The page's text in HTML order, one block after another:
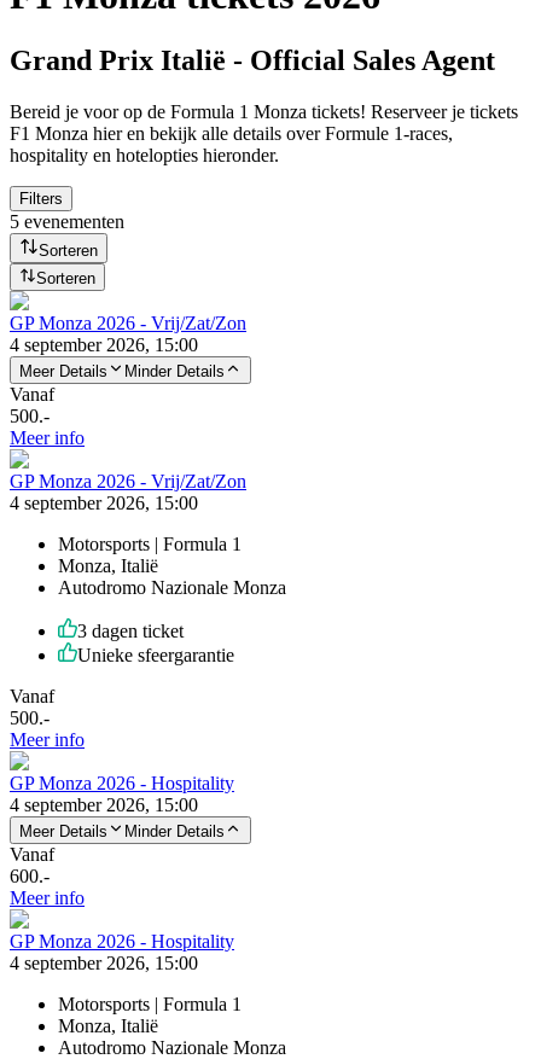
Grand Prix Italië - Official Sales Agent
Bereid je voor op de Formula 1 Monza tickets! Reserveer je tickets
F1 Monza hier en bekijk alle details over Formule 1-races,
hospitality en hotelopties hieronder.
Filters
5 evenementen
Sorteren
Sorteren
GP Monza 2026 - Vrij/Zat/Zon
4 september 2026, 15:00
Meer Details Minder Details
Vanaf
500.-
Meer info
GP Monza 2026 - Vrij/Zat/Zon
4 september 2026, 15:00
Motorsports | Formula 1
Monza, Italië
Autodromo Nazionale Monza
3 dagen ticket
Unieke sfeergarantie
Vanaf
500.-
Meer info
GP Monza 2026 - Hospitality
4 september 2026, 15:00
Meer Details Minder Details
Vanaf
600.-
Meer info
GP Monza 2026 - Hospitality
4 september 2026, 15:00
Motorsports | Formula 1
Monza, Italië
Autodromo Nazionale Monza